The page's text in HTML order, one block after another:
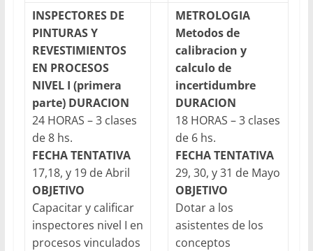
INSPECTORES DE
PINTURAS Y
REVESTIMIENTOS
EN PROCESOS
NIVEL I (primera
parte) DURACION
24 HORAS – 3 clases
de 8 hs.
FECHA TENTATIVA
17,18, y 19 de Abril
OBJETIVO
Capacitar y calificar
inspectores nivel I en
procesos vinculados
METROLOGIA
Metodos de
calibracion y
calculo de
incertidumbre
DURACION
18 HORAS – 3 clases
de 6 hs.
FECHA TENTATIVA
29, 30, y 31 de Mayo
OBJETIVO
Dotar a los
asistentes de los
conceptos